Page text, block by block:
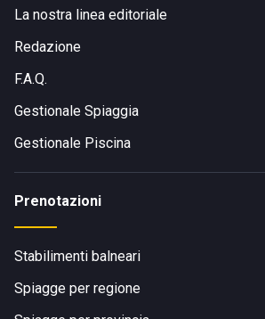
mezzi pubblici.
La nostra linea editoriale
Redazione
F.A.Q.
Gestionale Spiaggia
Gestionale Piscina
Prenotazioni
Stabilimenti balneari
Spiagge per regione